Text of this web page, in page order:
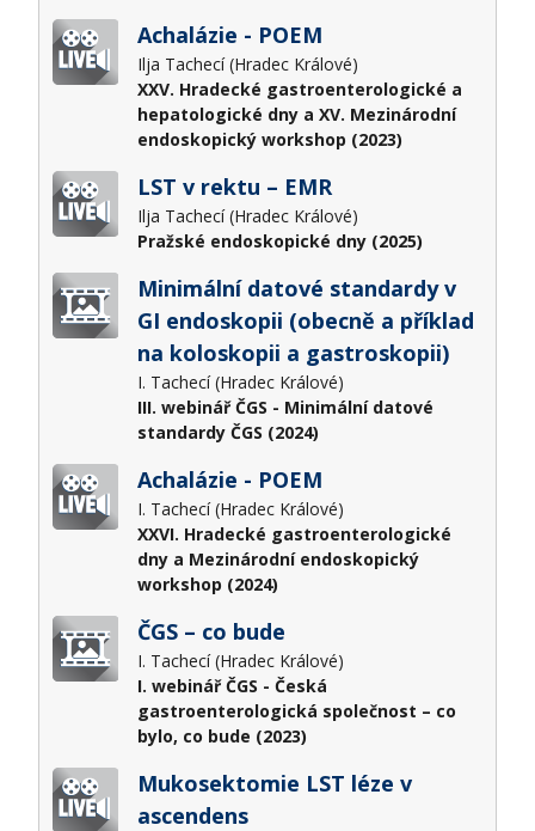
Achalázie - POEM
Ilja Tachecí (Hradec Králové)
XXV. Hradecké gastroenterologické a
hepatologické dny a XV. Mezinárodní
endoskopický workshop (2023)
LST v rektu – EMR
Ilja Tachecí (Hradec Králové)
Pražské endoskopické dny (2025)
Minimální datové standardy v
GI endoskopii (obecně a příklad
na koloskopii a gastroskopii)
I. Tachecí (Hradec Králové)
III. webinář ČGS - Minimální datové
standardy ČGS (2024)
Achalázie - POEM
I. Tachecí (Hradec Králové)
XXVI. Hradecké gastroenterologické
dny a Mezinárodní endoskopický
workshop (2024)
ČGS – co bude
I. Tachecí (Hradec Králové)
I. webinář ČGS - Česká
gastroenterologická společnost – co
bylo, co bude (2023)
Mukosektomie LST léze v
ascendens